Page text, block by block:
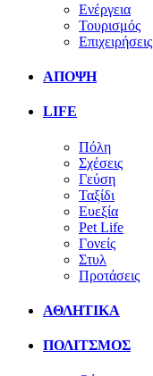
Ενέργεια
Τουρισμός
Επιχειρήσεις
ΑΠΟΨΗ
LIFE
Πόλη
Σχέσεις
Γεύση
Ταξίδι
Ευεξία
Pet Life
Γονείς
Στυλ
Προτάσεις
ΑΘΛΗΤΙΚΑ
ΠΟΛΙΤΣΜΟΣ